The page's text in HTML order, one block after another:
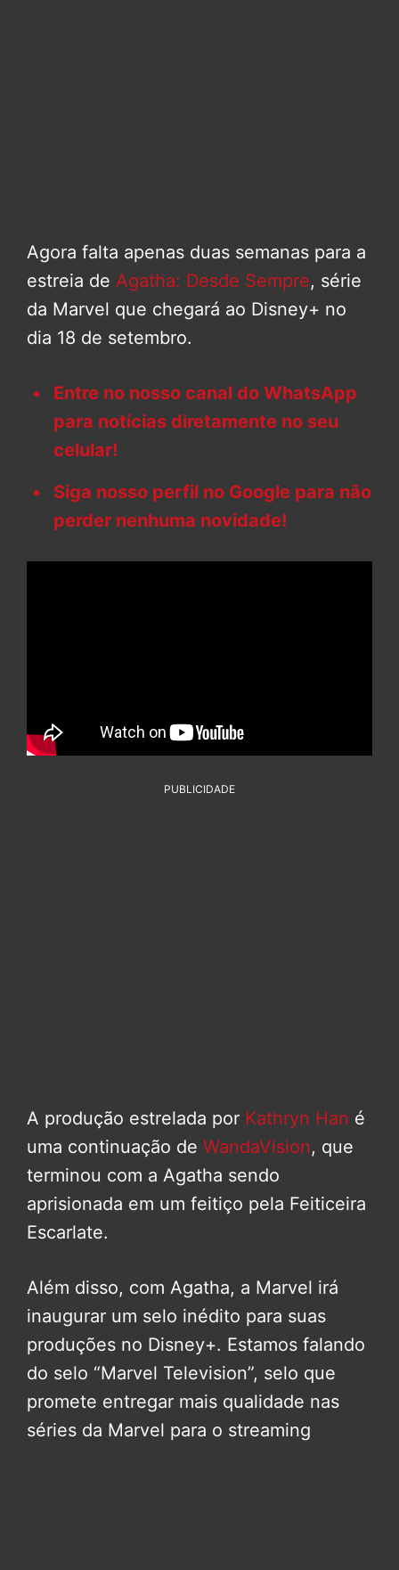
Agora falta apenas duas semanas para a
estreia de Agatha: Desde Sempre, série
da Marvel que chegará ao Disney+ no
dia 18 de setembro.
Entre no nosso canal do WhatsApp
para notícias diretamente no seu
celular!
Siga nosso perfil no Google para não
perder nenhuma novidade!
PUBLICIDADE
A produção estrelada por Kathryn Han é
uma continuação de WandaVision, que
terminou com a Agatha sendo
aprisionada em um feitiço pela Feiticeira
Escarlate.
Além disso, com Agatha, a Marvel irá
inaugurar um selo inédito para suas
produções no Disney+. Estamos falando
do selo “Marvel Television”, selo que
promete entregar mais qualidade nas
séries da Marvel para o streaming